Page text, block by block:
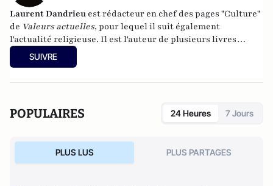
Laurent Dandrieu est rédacteur en chef des pages "Culture"
de Valeurs actuelles, pour lequel il suit également
l'actualité religieuse. Il est l'auteur de plusieurs livres
dontWoody Allen, portrait d'un antimoderne
Éditions),Dictionnaire passionné du cinéma
SUIVRE
POPULAIRES 24 Heures 7 Jours
PLUS LUS PLUS PARTAGES